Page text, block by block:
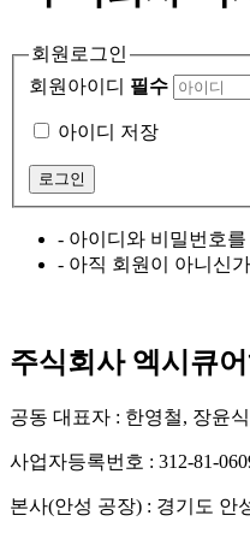
회원로그인
회원아이디 필수
아이디 저장
- 아이디와 비밀번호
- 아직 회원이 아니신
주식회사 엑시큐
공동 대표자 : 한영철, 장윤식
사업자등록번호 : 312-81-
본사(안성 공장) : 경기도 안